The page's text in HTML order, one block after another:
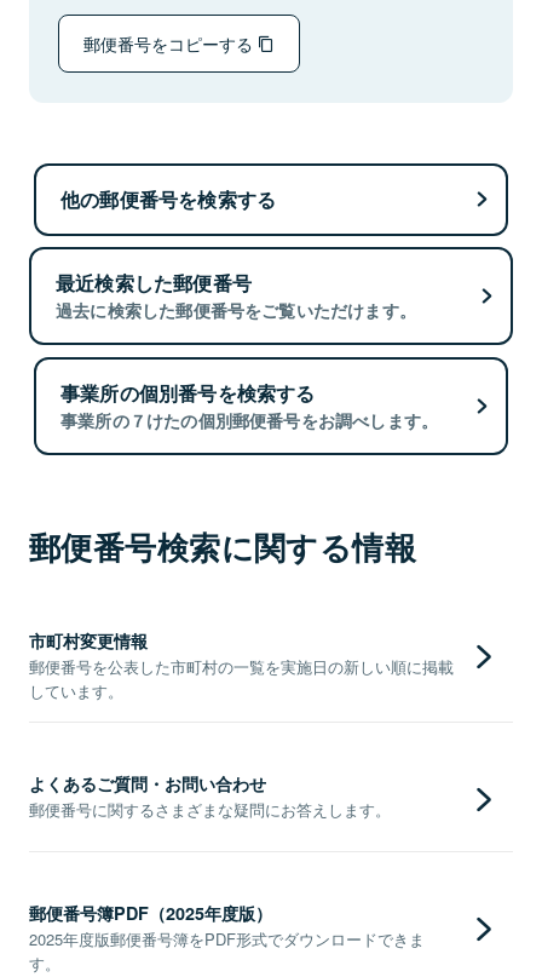
郵便番号をコピーする
他の郵便番号を検索する
最近検索した郵便番号
過去に検索した郵便番号をご覧いただけます。
事業所の個別番号を検索する
事業所の７けたの個別郵便番号をお調べします。
郵便番号検索に関する情報
市町村変更情報
郵便番号を公表した市町村の一覧を実施日の新しい順に掲載
しています。
よくあるご質問・お問い合わせ
郵便番号に関するさまざまな疑問にお答えします。
郵便番号簿PDF（2025年度版）
2025年度版郵便番号簿をPDF形式でダウンロードできま
す。